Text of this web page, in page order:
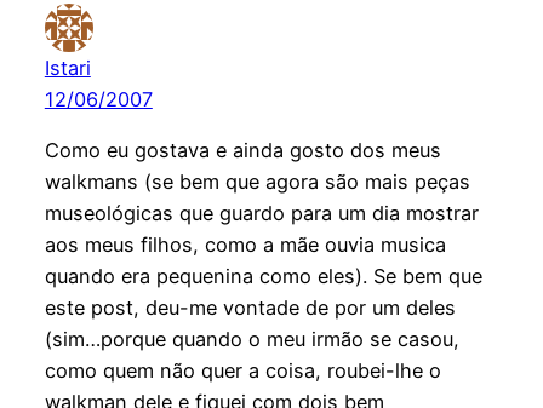
Istari
12/06/2007
Como eu gostava e ainda gosto dos meus
walkmans (se bem que agora são mais peças
museológicas que guardo para um dia mostrar
aos meus filhos, como a mãe ouvia musica
quando era pequenina como eles). Se bem que
este post, deu-me vontade de por um deles
(sim…porque quando o meu irmão se casou,
como quem não quer a coisa, roubei-lhe o
walkman dele e fiquei com dois bem